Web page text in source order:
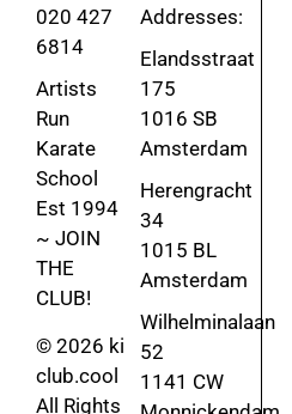
020 427
6814
Artists
Run
Karate
School
Est 1994
~ JOIN
THE
CLUB!
© 2026 ki
club.cool
All Rights
Addresses:
Elandsstraat
175
1016 SB
Amsterdam
Herengracht
34
1015 BL
Amsterdam
Wilhelminalaan
52
1141 CW